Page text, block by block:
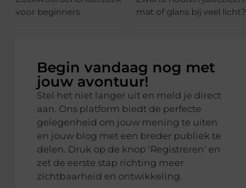
voor beginners
mat of glans bij veel licht?
Begin vandaag nog met
jouw avontuur!
Stel het niet langer uit en meld je direct
aan. Ons platform biedt de perfecte
gelegenheid om jouw mening te uiten
en jouw blog met een breder publiek te
delen. Druk op de knop ‘Registreren’ en
zet de eerste stap richting meer
zichtbaarheid en ontwikkeling.